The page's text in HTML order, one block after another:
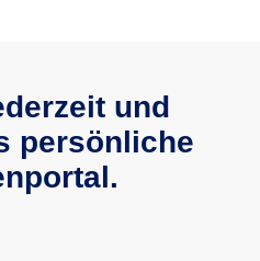
und
persönliche